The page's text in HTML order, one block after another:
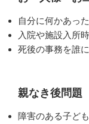
自分に何かあっ
入院や施設入所
死後の事務を誰
親なき後問題
障害のある子ど